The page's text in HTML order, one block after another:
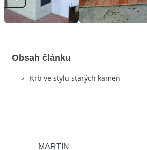
Obsah článku
Krb ve stylu starých kamen
MARTIN